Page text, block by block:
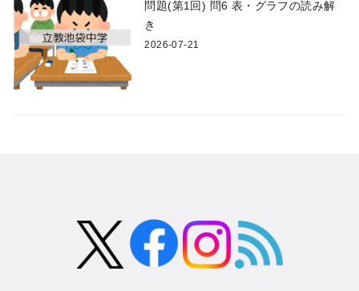
問題(第1回) 問6 表・グラフの読み解
き
2026-07-21